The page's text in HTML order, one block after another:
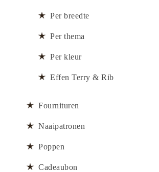
Per breedte
Per thema
Per kleur
Effen Terry & Rib
Fournituren
Naaipatronen
Poppen
Cadeaubon